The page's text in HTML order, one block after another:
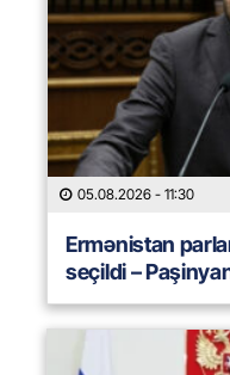
05.08.2026 - 11:30
Ermənistan
seçildi –